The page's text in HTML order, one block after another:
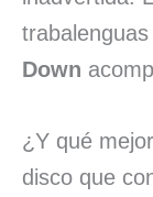
Down
¿Y qué
disco que